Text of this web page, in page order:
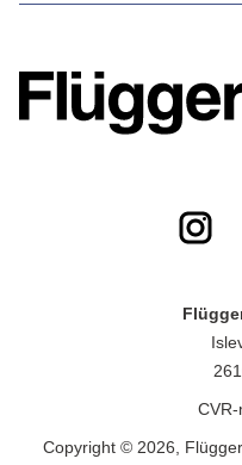
Copyright © 2026,